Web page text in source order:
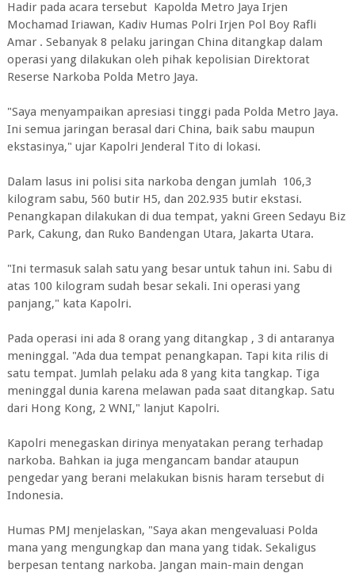
Hadir pada acara tersebut Kapolda Metro Jaya Irjen
Mochamad Iriawan, Kadiv Humas Polri Irjen Pol Boy Rafli
Amar . Sebanyak 8 pelaku jaringan China ditangkap dalam
operasi yang dilakukan oleh pihak kepolisian Direktorat
Reserse Narkoba Polda Metro Jaya.
"Saya menyampaikan apresiasi tinggi pada Polda Metro Jaya.
Ini semua jaringan berasal dari China, baik sabu maupun
ekstasinya," ujar Kapolri Jenderal Tito di lokasi.
Dalam lasus ini polisi sita narkoba dengan jumlah 106,3
kilogram sabu, 560 butir H5, dan 202.935 butir ekstasi.
Penangkapan dilakukan di dua tempat, yakni Green Sedayu Biz
Park, Cakung, dan Ruko Bandengan Utara, Jakarta Utara.
"Ini termasuk salah satu yang besar untuk tahun ini. Sabu di
atas 100 kilogram sudah besar sekali. Ini operasi yang
panjang," kata Kapolri.
Pada operasi ini ada 8 orang yang ditangkap , 3 di antaranya
meninggal. "Ada dua tempat penangkapan. Tapi kita rilis di
satu tempat. Jumlah pelaku ada 8 yang kita tangkap. Tiga
meninggal dunia karena melawan pada saat ditangkap. Satu
dari Hong Kong, 2 WNI," lanjut Kapolri.
Kapolri menegaskan dirinya menyatakan perang terhadap
narkoba. Bahkan ia juga mengancam bandar ataupun
pengedar yang berani melakukan bisnis haram tersebut di
Indonesia.
Humas PMJ menjelaskan, "Saya akan mengevaluasi Polda
mana yang mengungkap dan mana yang tidak. Sekaligus
berpesan tentang narkoba. Jangan main-main dengan